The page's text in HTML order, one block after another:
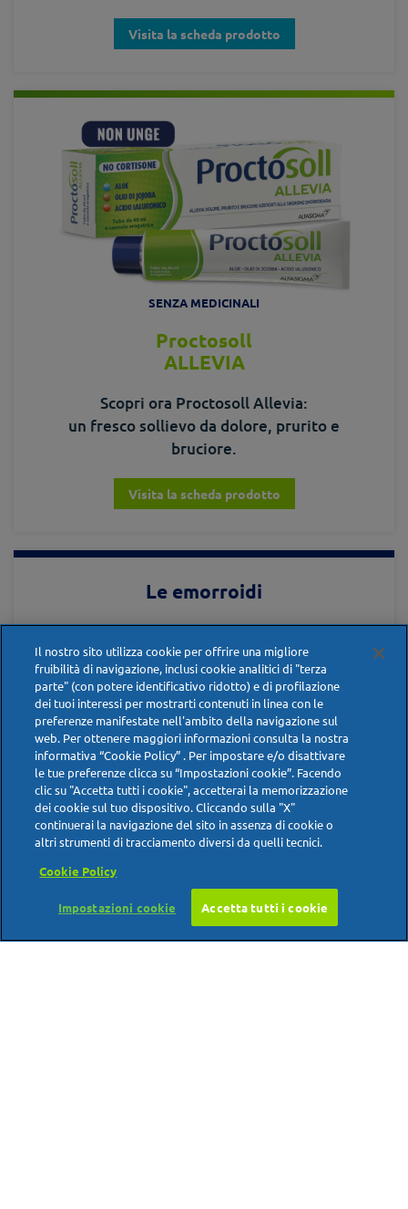
Visita la scheda prodotto
SENZA MEDICINALI
Proctosoll
ALLEVIA
Scopri ora Proctosoll Allevia:
un fresco sollievo da dolore, prurito e
bruciore.
Visita la scheda prodotto
Le emorroidi
Cerchi maggiori informazioni sulla patologia
emorroidaria? Scopri l'approfondimento
scientifico dedicato.
Visita la scheda patologia
Farmaceutica per passione
Scarica i consigli in pdf
Il nostro sito utilizza cookie per offrire una migliore
fruibilità di navigazione, inclusi cookie analitici di "terza
parte" (con potere identificativo ridotto) e di profilazione
dei tuoi interessi per mostrarti contenuti in linea con le
preferenze manifestate nell'ambito della navigazione sul
web. Per ottenere maggiori informazioni consulta la nostra
informativa “Cookie Policy” . Per impostare e/o disattivare
le tue preferenze clicca su “Impostazioni cookie”. Facendo
clic su "Accetta tutti i cookie", accetterai la memorizzazione
dei cookie sul tuo dispositivo. Cliccando sulla "X"
continuerai la navigazione del sito in assenza di cookie o
altri strumenti di tracciamento diversi da quelli tecnici.
Cookie Policy
Impostazioni cookie Accetta tutti i cookie